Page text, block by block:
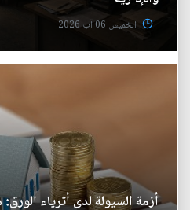
الخميس 06 آب 2026
أزمة السيولة لدى أثرياء